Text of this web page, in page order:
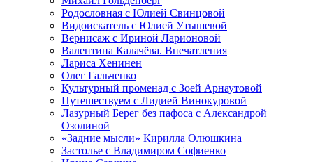
Родословная с Юлией Свинцовой
Видоискатель с Юлией Утышевой
Вернисаж с Ириной Ларионовой
Валентина Калачёва. Впечатления
Лариса Хенинен
Олег Гальченко
Культурный променад с Зоей Арнаутовой
Путешествуем с Лидией Винокуровой
Лазурный Берег без пафоса с Александрой
Озолиной
«Задние мысли» Кирилла Олюшкина
Застолье с Владимиром Софиенко